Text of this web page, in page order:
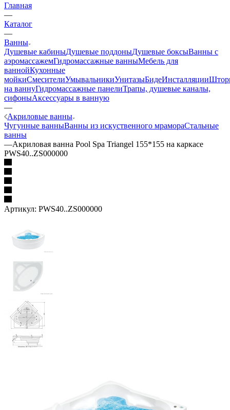
Главная
—
Каталог
—
Ванны
Душевые кабиныДушевые поддоныДушевые боксыВанны с
аэромассажемГидромассажные ванныМебель для
ваннойКухонные
мойкиСмесителиУмывальникиУнитазыБидеИнсталляции
на ваннуГидромассажные панелиТрапы, душевые каналы,
сифоныАксессуары в ванную
—
Акриловые ванны
Чугунные ванныВанны из искуственного мрамораСтальные
ванны
—Акриловая ванна Pool Spa Triangel 155*155 на каркасе
PWS40..ZS000000
Артикул: PWS40..ZS000000